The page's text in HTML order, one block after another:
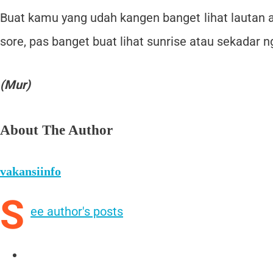
Buat kamu yang udah kangen banget lihat lautan
sore, pas banget buat lihat sunrise atau sekadar
(Mur)
About The Author
vakansiinfo
S ee author's posts